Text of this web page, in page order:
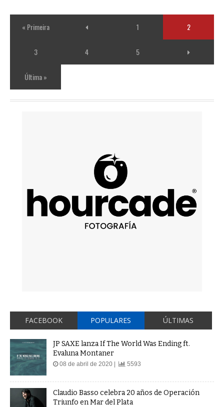
« Primeira 1 2
3 4 5
Última »
FACEBOOK POPULARES ÚLTIMAS
JP SAXE lanza If The World Was Ending ft.
Evaluna Montaner
08 de abril de 2020 | 5593
Claudio Basso celebra 20 años de Operación
Triunfo en Mar del Plata